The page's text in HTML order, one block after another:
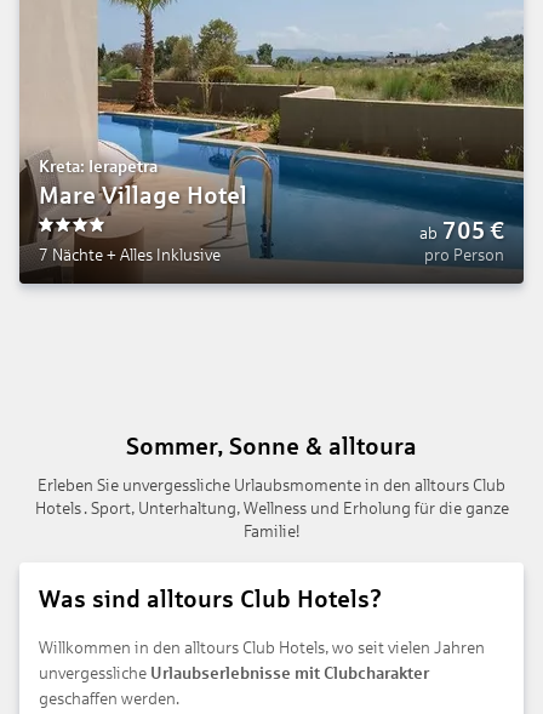
Kreta: Ierapetra
Mare Village Hotel
4
7 Nächte + Alles Inklusive
ab 705€
pro Person
Sommer, Sonne & alltoura
Erleben Sie unvergessliche Urlaubsmomente in den alltours Club
Hotels . Sport, Unterhaltung, Wellness und Erholung für die ganze
Familie!
Was sind alltours Club Hotels?
Willkommen in den alltours Club Hotels, wo seit vielen Jahren
unvergessliche Urlaubserlebnisse mit Clubcharakter
geschaffen werden.